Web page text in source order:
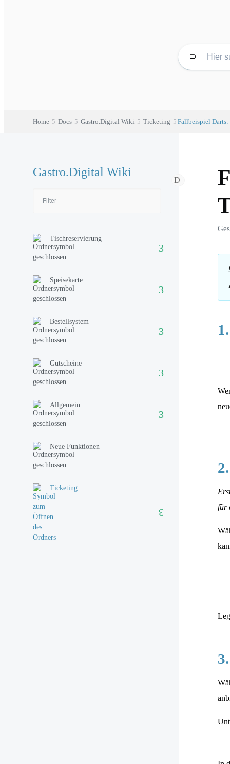
Home Docs Gastro.Digital Wiki Ticketing Fallbeispiel Darts:
Gastro.Digital Wiki
Tischreservierung
Speisekarte
Bestellsystem
Gutscheine
Allgemein
Neue Funktionen
Ticketing
für